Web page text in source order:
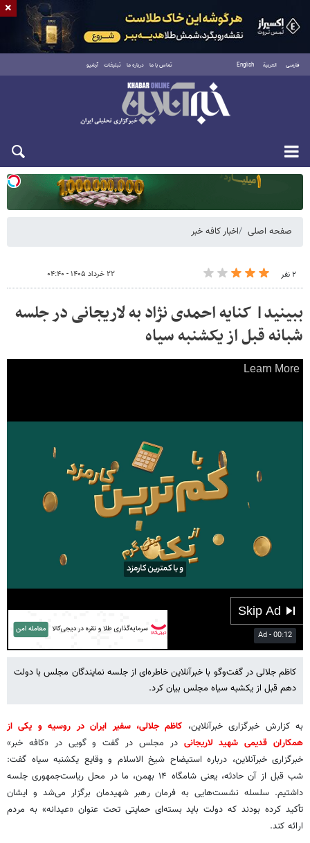
فارسی العربية English تماس با ما درباره ما تبلیغات آرشیو
یکشنبه ۱۸ مرداد ۱۴۰۵
صفحه اصلی اخبار کافه خبر
۲ نفر ۲۲ خرداد ۱۴۰۵ - ۰۴:۴۰
ببینید| کنایه احمدی نژاد به لاریجانی در جلسه
شبانه قبل از یکشنبه سیاه
Play
02:23
Mute
Settings
PIP
Enter
کاظم جلالی در گفت‌وگو با خبرآنلاین خاطره‌ای از جلسه نمایندگان مجلس با دولت
دهم قبل از یکشبه سیاه مجلس بیان کرد.
به کزارش خبرگزاری خبرآنلاین، کاظم جلالی، سفیر ایران در روسیه و یکی از
همکاران قدیمی شهید لاریجانیدر مجلس در گفت و گویی در «کافه خبر»
خبرگزاری خبرآنلاین، درباره استیضاح شیخ الاسلام و وقایع یکشنبه سیاه گفت:
شب قبل از آن حادثه، یعنی شامگاه ۱۴ بهمن، ما در محل ریاست‌جمهوری جلسه
داشتیم. سلسله نشست‌هایی به فرمان رهبر شهیدمان برگزار می‌شد و ایشان
تأکید کرده بودند که دولت باید بسته‌ای حمایتی تحت عنوان «عیدانه» به مردم
ارائه کند.
×